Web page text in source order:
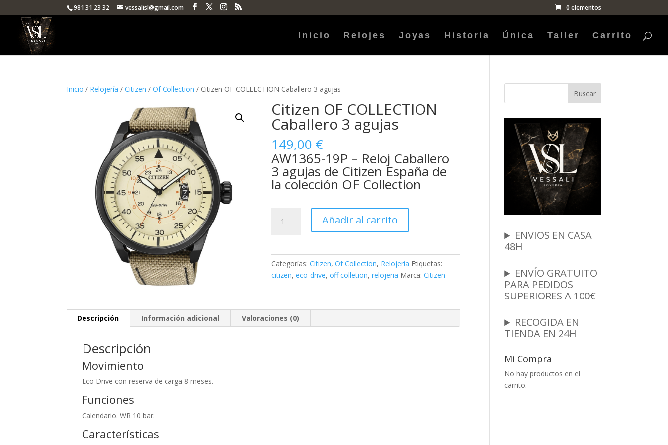
981 31 23 32 vessalisl@gmail.com 0 elementos
Inicio Relojes Joyas Historia Única Taller Carrito
Inicio / Relojería /Citizen /Of Collection / Citizen OF COLLECTION Caballero 3 agujas
Citizen OF COLLECTION
Caballero 3 agujas
149,00 €
AW1365-19P – Reloj Caballero
3 agujas de Citizen España de
la colección OF Collection
COLLECTION
agujas
cantidad
Añadir al carrito
Categorías:Citizen,Of Collection, Relojería Etiquetas:
citizen,eco-drive,off colletion,relojeria Marca:Citizen
Descripción Información adicional Valoraciones (0)
Descripción
Movimiento
Eco Drive con reserva de carga 8 meses.
Funciones
Calendario. WR 10 bar.
Características
Buscar
ENVIOS EN CASA
48H
ENVÍO GRATUITO
PARA PEDIDOS
SUPERIORES A 100€
RECOGIDA EN
TIENDA EN 24H
Mi Compra
No hay productos en el
carrito.